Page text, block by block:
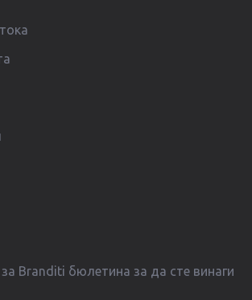
Branditi бюлетина за да сте винаги